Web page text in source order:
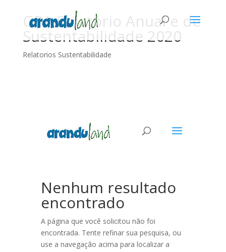
GPA Relatório Anual e de
Sustentabilidade 2020
Relatorios Sustentabilidade